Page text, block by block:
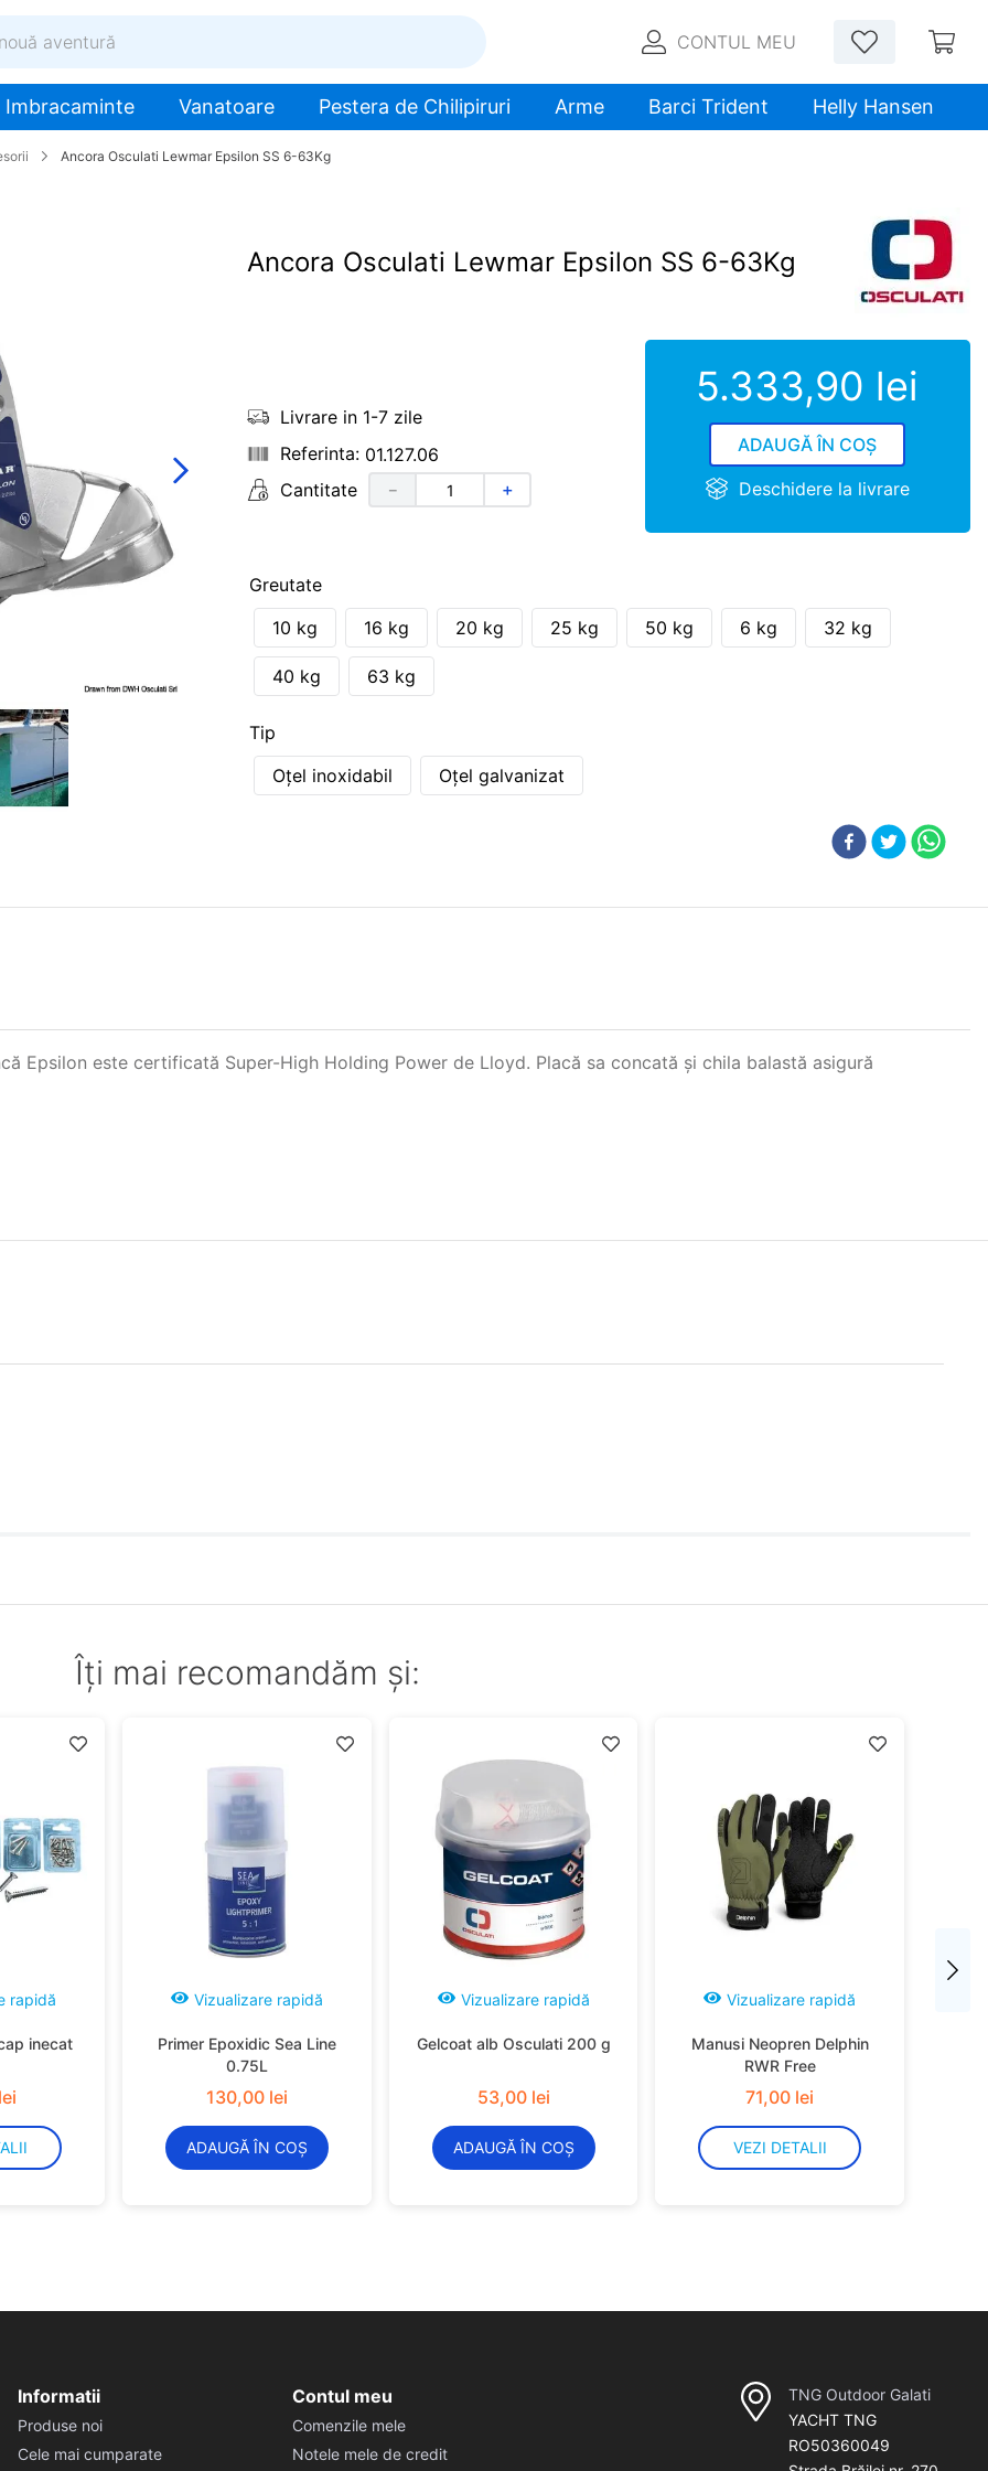
CONTUL MEU
Imbracaminte Vanatoare Pestera de Chilipiruri Arme Barci Trident Helly Hansen
Ancora Osculati Lewmar Epsilon SS 6-63Kg
Ancora Osculati Lewmar Epsilon SS 6-63Kg
Livrare in 1-7 zile
01.127.06
Cantitate
＋
－
5.333,90 lei
ADAUGĂ ÎN COȘ
Deschidere la livrare
Greutate
10 kg
16 kg 20 kg 25 kg 50 kg 6 kg 32 kg
40 kg 63 kg
Tip
Oţel inoxidabil
Oțel galvanizat
Epsilon este certificată Super-High Holding Power de Lloyd. Placă sa concată și chila balastă asigură
Îți mai recomandăm și:
rapidă
inecat
lei
Vizualizare rapidă
Primer Epoxidic Sea Line
0.75L
130,00 lei
ADAUGĂ ÎN COȘ
Vizualizare rapidă
Gelcoat alb Osculati 200 g
53,00 lei
ADAUGĂ ÎN COȘ
Vizualizare rapidă
Manusi Neopren Delphin
RWR Free
71,00 lei
VEZI DETALII
Informatii
Produse noi
Cele mai cumparate
Contul meu
Comenzile mele
Notele mele de credit
TNG Outdoor Galati
YACHT TNG
RO50360049